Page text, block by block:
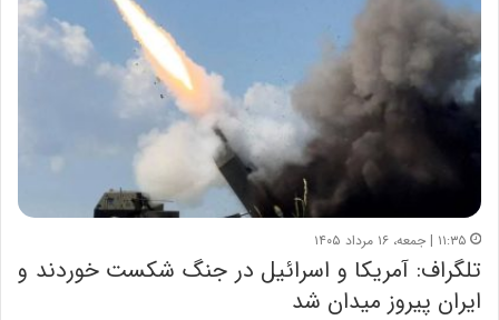
۱۱:۳۵ | جمعه، ۱۶ مرداد ۱۴۰۵
تلگراف: آمریکا و اسرائیل در جنگ شکست خوردند و
ایران پیروز میدان شد